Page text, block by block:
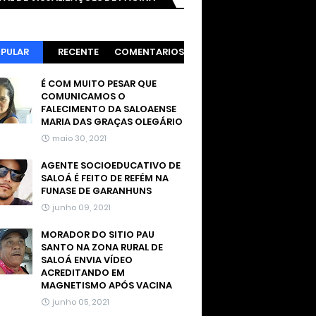
RECENTE COMENTARIOS
É COM MUITO PESAR QUE
COMUNICAMOS O
FALECIMENTO DA SALOAENSE
MARIA DAS GRAÇAS OLEGÁRIO
maio 30, 2021
AGENTE SOCIOEDUCATIVO DE
SALOÁ É FEITO DE REFÉM NA
FUNASE DE GARANHUNS
junho 09, 2021
MORADOR DO SITIO PAU
SANTO NA ZONA RURAL DE
SALOÁ ENVIA VÍDEO
ACREDITANDO EM
MAGNETISMO APÓS VACINA
junho 05, 2021